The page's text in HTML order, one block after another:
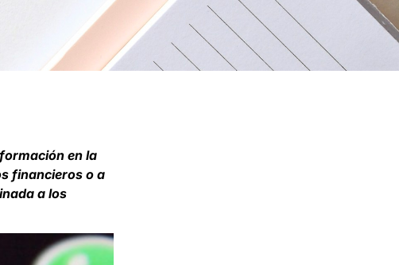
en la
financieros o a
a los